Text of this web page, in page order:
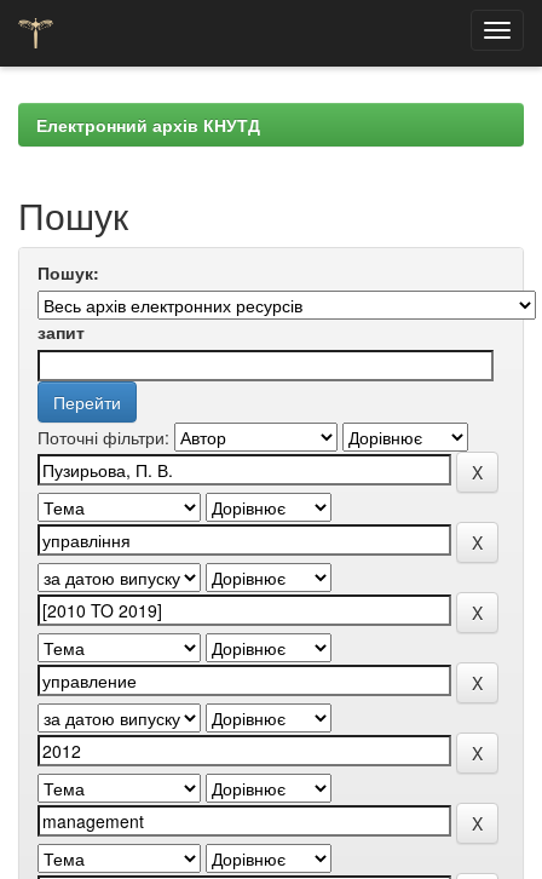
navigationЕлектронний архів КНУТД
Пошук
Пошук:
запит
Поточні фільтри: